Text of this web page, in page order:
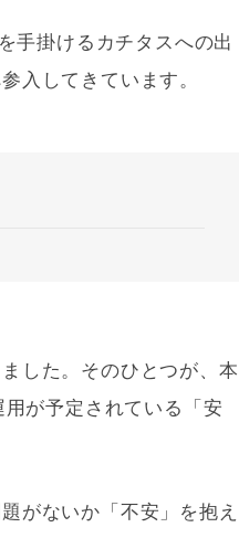
手掛けるカチタスへの出
入してきています。
した。そのひとつが、本
が予定されている「安
がないか「不安」を抱え